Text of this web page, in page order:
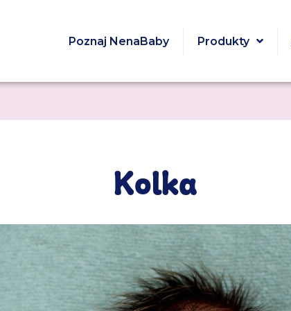
Poznaj NenaBaby Produkty
Kolka